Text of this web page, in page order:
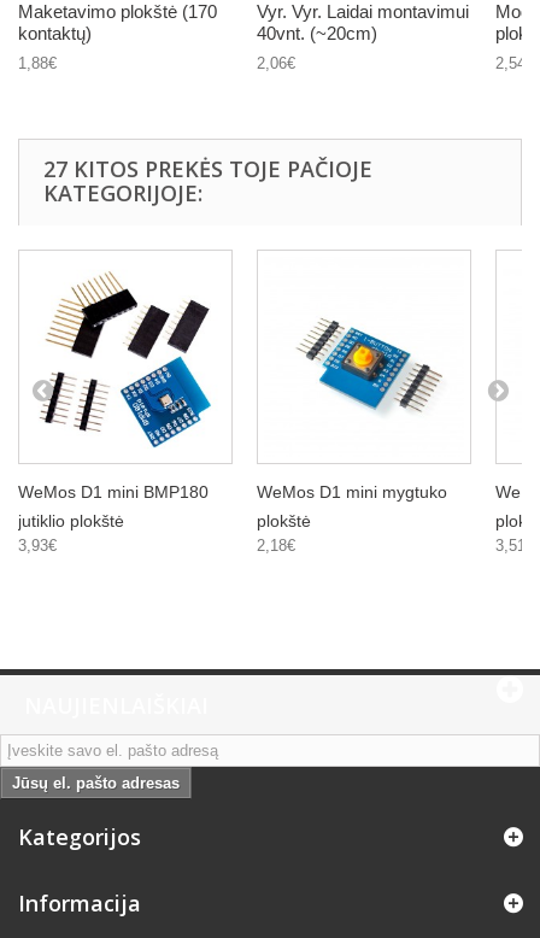
Maketavimo plokštė (170
kontaktų)
1,88€
Vyr. Vyr. Laidai montavimui
40vnt. (~20cm)
2,06€ 2,54€
27 KITOS PREKĖS TOJE PAČIOJE
KATEGORIJOJE:
WeMos D1 mini BMP180
jutiklio plokštė
3,93€
WeMos D1 mini mygtuko
plokštė
2,18€ 3,51€
Jūsų el. pašto adresas
Kategorijos
Informacija